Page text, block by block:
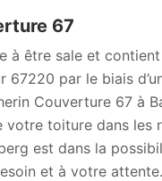
67
à être sale et
par le biais
Couverture 67 à
toiture dans les
est dans la
et à votre attente.